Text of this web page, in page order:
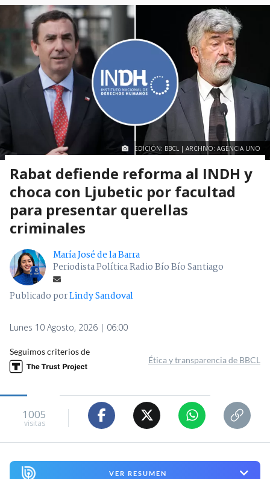
EDICIÓN: BBCL | ARCHIVO: AGENCIA UNO
Rabat defiende reforma al INDH y
choca con Ljubetic por facultad
para presentar querellas
criminales
María José de la Barra
Periodista Política Radio Bío Bío Santiago
Publicado porLindy Sandoval
Lunes 10 Agosto, 2026 | 06:00
Seguimos criterios de
Ética y transparencia de BBCL
1005
visitas
VER RESUMEN